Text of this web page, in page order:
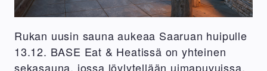
Rukan uusin sauna aukeaa Saaruan huipulle
13.12. BASE Eat & Heatissä on yhteinen
sekasauna, jossa löylytellään uimapuvuissa.